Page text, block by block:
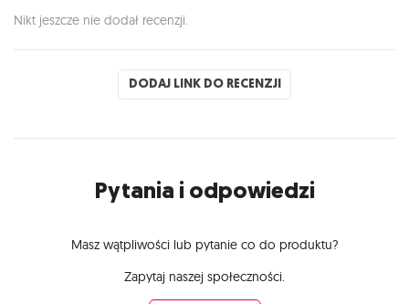
Nikt jeszcze nie dodał recenzji.
DODAJ LINK DO RECENZJI
Pytania i odpowiedzi
Masz wątpliwości lub pytanie co do produktu?
Zapytaj naszej społeczności.